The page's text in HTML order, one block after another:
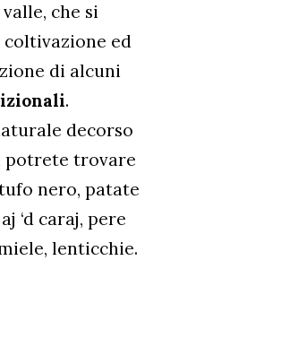
che si
ed
di alcuni
.
decorso
potrete trovare
nero, patate
‘d caraj, pere
lenticchie.